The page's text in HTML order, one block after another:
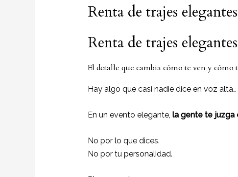
Renta de trajes
Renta de trajes
El detalle que cambia cómo te ven y cómo
Hay algo que casi nadie dice en voz alta…
En un evento elegante, la gente te juzga
No por lo que dices.
No por tu personalidad.